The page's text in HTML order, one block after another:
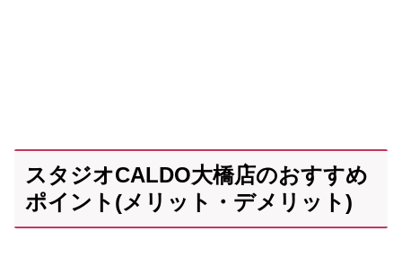
スタジオCALDO大橋店のおすすめ
ポイント(メリット・デメリット)